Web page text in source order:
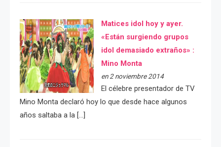
Matices idol hoy y ayer.
«Están surgiendo grupos
idol demasiado extraños» :
Mino Monta
en 2 noviembre 2014
El célebre presentador de TV
Mino Monta declaró hoy lo que desde hace algunos
años saltaba a la […]